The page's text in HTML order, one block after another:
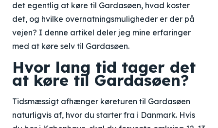
det egentlig at køre til Gardasøen, hvad koster
det, og hvilke overnatningsmuligheder er der på
vejen? I denne artikel deler jeg mine erfaringer
med at køre selv til Gardasøen.
Hvor lang tid tager det
at køre til Gardasøen?
Tidsmæssigt afhænger køreturen til Gardasøen
naturligvis af, hvor du starter fra i Danmark. Hvis